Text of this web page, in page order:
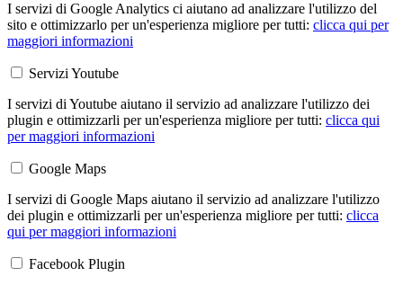
I servizi di Google Analytics ci aiutano ad analizzare l'utilizzo del
sito e ottimizzarlo per un'esperienza migliore per tutti: clicca qui per
maggiori informazioni
Servizi Youtube
I servizi di Youtube aiutano il servizio ad analizzare l'utilizzo dei
plugin e ottimizzarli per un'esperienza migliore per tutti: clicca qui
per maggiori informazioni
Google Maps
I servizi di Google Maps aiutano il servizio ad analizzare l'utilizzo
dei plugin e ottimizzarli per un'esperienza migliore per tutti: clicca
qui per maggiori informazioni
Facebook Plugin